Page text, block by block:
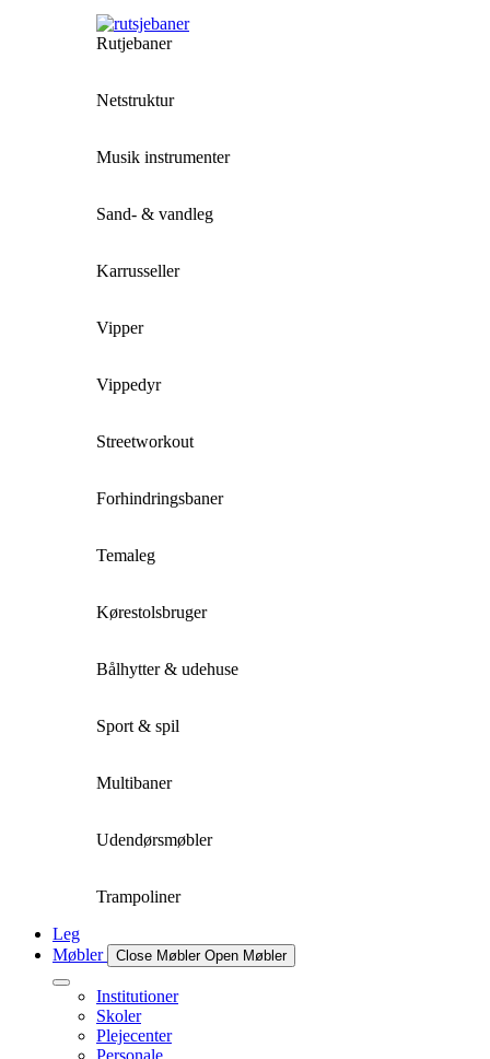
Rutjebaner
Netstruktur
Musik instrumenter
Sand- & vandleg
Karrusseller
Vipper
Vippedyr
Streetworkout
Forhindringsbaner
Temaleg
Kørestolsbruger
Bålhytter & udehuse
Sport & spil
Multibaner
Udendørsmøbler
Trampoliner
Leg
Møbler
Close Møbler Open Møbler
Institutioner
Skoler
Plejecenter
Personale